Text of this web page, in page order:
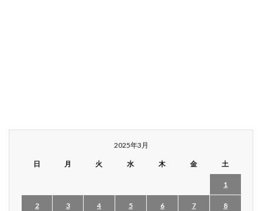
2025年3月
日 月 火 水 木 金 土
1
2 3 4 5 6 7 8